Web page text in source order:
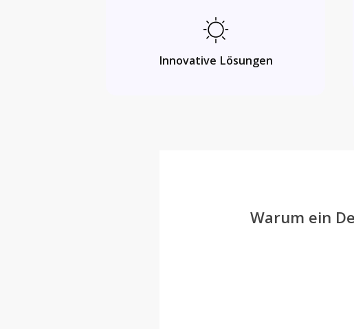
Innovative Lösungen
Warum ein